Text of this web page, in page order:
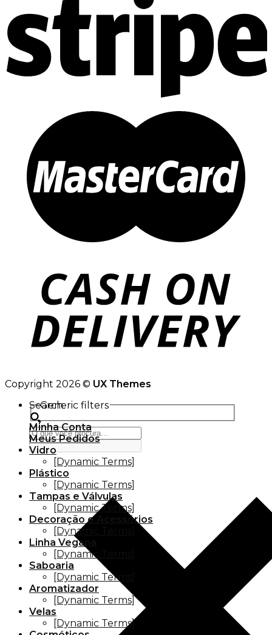
Copyright 2026 © UX Themes
Search
Generic filters
Minha Conta
Meus Pedidos
Vidro
[Dynamic Terms]
Plástico
[Dynamic Terms]
Tampas e Válvulas
[Dynamic Terms]
Decoração e Acessórios
[Dynamic Terms]
Linha Vegana
[Dynamic Terms]
Saboaria
[Dynamic Terms]
Aromatizador
[Dynamic Terms]
Velas
[Dynamic Terms]